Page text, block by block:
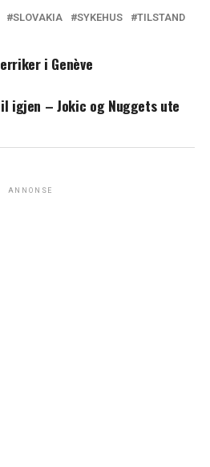
SLOVAKIA SYKEHUS TILSTAND
i Genève
igjen – Jokic og Nuggets ute
ANNONSE